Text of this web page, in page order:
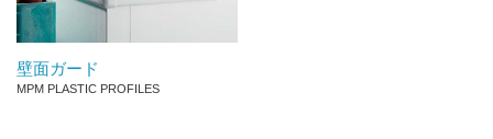
壁面ガード
MPM PLASTIC PROFILES